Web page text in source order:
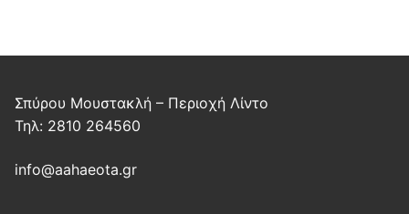
Σπύρου Μουστακλή – Περιοχή Λίντο
Τηλ: 2810 264560
info@aahaeota.gr